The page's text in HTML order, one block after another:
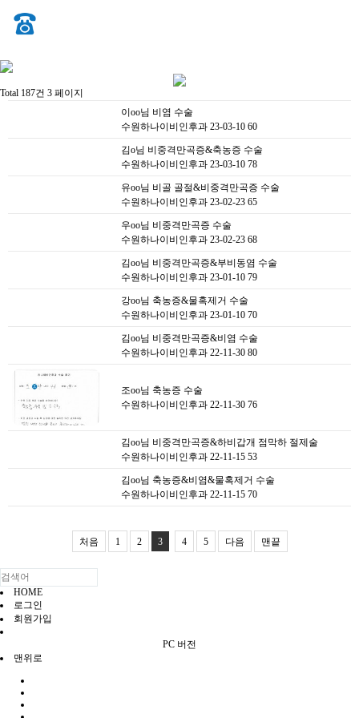
Total 187건 3 페이지
이oo님 비염 수술
수원하나이비인후과 23-03-10 60
김o님 비중격만곡증&축농증 수술
수원하나이비인후과 23-03-10 78
유oo님 비골 골절&비중격만곡증 수술
수원하나이비인후과 23-02-23 65
우oo님 비중격만곡증 수술
수원하나이비인후과 23-02-23 68
김oo님 비중격만곡증&부비동염 수술
수원하나이비인후과 23-01-10 79
강oo님 축농증&물혹제거 수술
수원하나이비인후과 23-01-10 70
김oo님 비중격만곡증&비염 수술
수원하나이비인후과 22-11-30 80
조oo님 축농증 수술
수원하나이비인후과 22-11-30 76
김oo님 비중격만곡증&하비갑개 점막하 절제술
수원하나이비인후과 22-11-15 53
김oo님 축농증&비염&물혹제거 수술
수원하나이비인후과 22-11-15 70
처음 1 2 3 4 5 다음 맨끝
HOME
로그인
회원가입
PC 버전
맨위로